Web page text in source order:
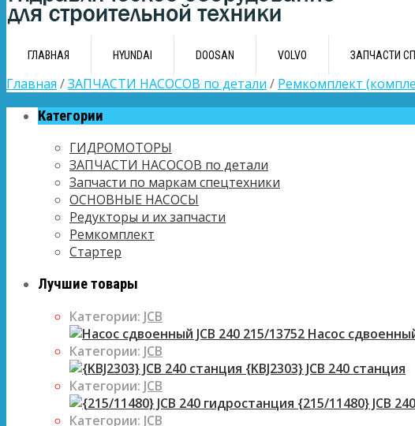
ГЛАВНАЯ HYUNDAI DOOSAN VOLVO ЗАПЧАСТИ
Главная /ЗАПЧАСТИ НАСОСОВ по детали / Ремкомплект
Категории
ГИДРОМОТОРЫ
ЗАПЧАСТИ НАСОСОВ по детали
Запчасти по маркам спецтехники
ОСНОВНЫЕ НАСОСЫ
Редукторы и их запчасти
Ремкомплект
Стартер
Лучшие товары
Категории: JCB
Насос
Категории: JCB
{KBJ2303} JCB 240 станция
Категории: JCB
{215/11480} JCB
Категории: JCB